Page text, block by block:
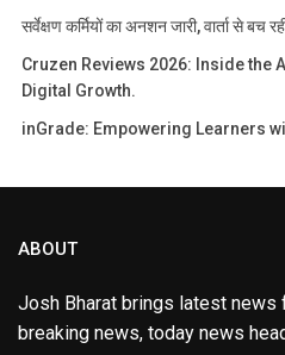
सर्वेक्षण कर्मियों का अनशन जारी, वार्ता से
Cruzen Reviews 2026: Inside the
Digital Growth.
inGrade: Empowering Learners
ABOUT
Josh Bharat brings latest news
breaking news, today news